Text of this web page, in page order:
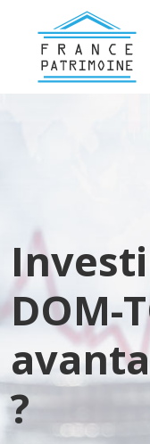
DOM-
?